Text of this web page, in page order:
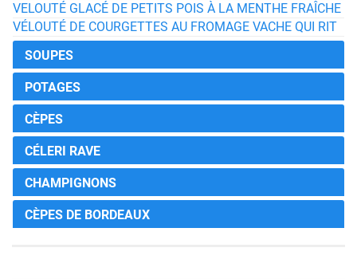
VELOUTÉ GLACÉ DE PETITS POIS À LA MENTHE FRAÎCHE
VÉLOUTÉ DE COURGETTES AU FROMAGE VACHE QUI RIT
SOUPES
POTAGES
CÈPES
CÉLERI RAVE
CHAMPIGNONS
CÈPES DE BORDEAUX